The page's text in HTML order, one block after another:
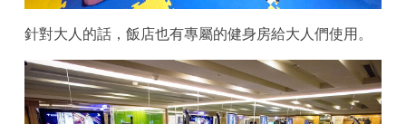
針對大人的話，飯店也有專屬的健身房給大人們使用。